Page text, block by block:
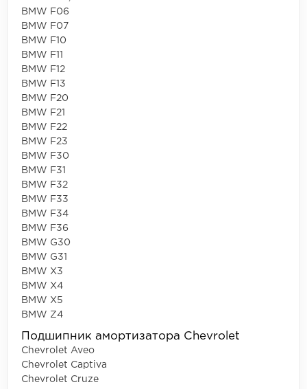
BMW F06
BMW F07
BMW F10
BMW F11
BMW F12
BMW F13
BMW F20
BMW F21
BMW F22
BMW F23
BMW F30
BMW F31
BMW F32
BMW F33
BMW F34
BMW F36
BMW G30
BMW G31
BMW X3
BMW X4
BMW X5
BMW Z4
Подшипник амортизатора Chevrolet
Chevrolet Aveo
Chevrolet Captiva
Chevrolet Cruze